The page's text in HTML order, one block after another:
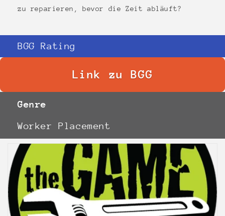
zu reparieren, bevor die Zeit abläuft?
BGG Rating
Link zu BGG
Genre
Worker Placement